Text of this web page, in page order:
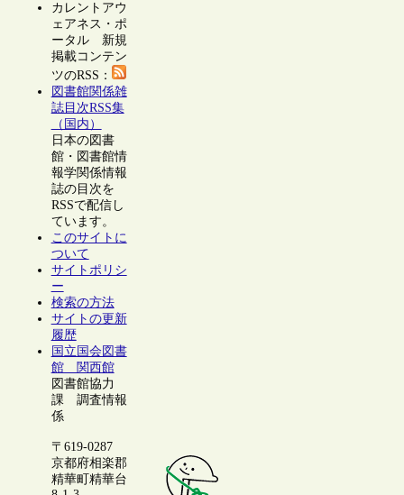
カレントアウ
ェアネス・ポ
ータル 新規
掲載コンテン
ツのRSS：
図書館関係雑
誌目次RSS集
（国内）
日本の図書
館・図書館情
報学関係情報
誌の目次を
RSSで配信し
ています。
このサイトに
ついて
サイトポリシ
ー
検索の方法
サイトの更新
履歴
国立国会図書
館 関西館
図書館協力
課 調査情報
係
〒619-0287
京都府相楽郡
精華町精華台